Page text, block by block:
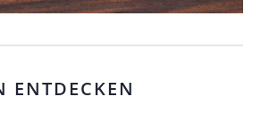
ENTDECKEN